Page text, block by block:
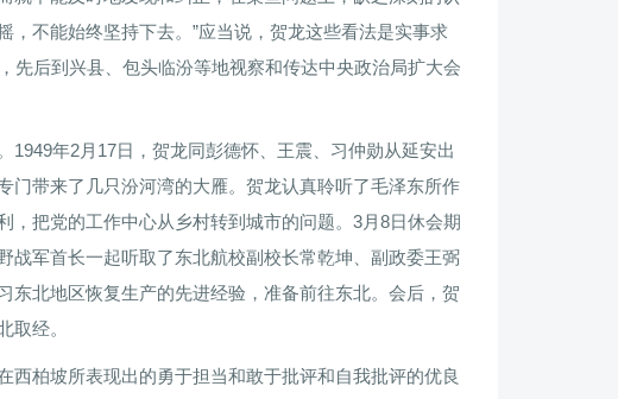
不能始终坚持下去。”应当说，贺龙这些看法是实事求
先后到兴县、包头临汾等地视察和传达中央政治局扩大会
年2月17日，贺龙同彭德怀、王震、习仲勋从延安出
门带来了几只汾河湾的大雁。贺龙认真聆听了毛泽东所作
把党的工作中心从乡村转到城市的问题。3月8日休会期
战军首长一起听取了东北航校副校长常乾坤、副政委王弼
东北地区恢复生产的先进经验，准备前往东北。会后，贺
取经。
柏坡所表现出的勇于担当和敢于批评和自我批评的优良